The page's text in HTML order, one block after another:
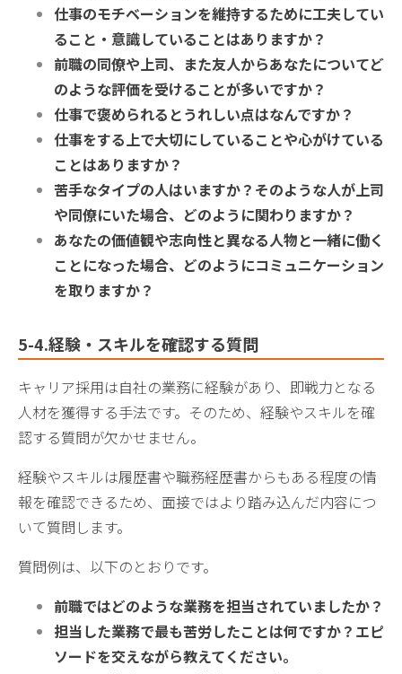
仕事のモチベーションを維持するために工夫してい
ること・意識していることはありますか？
前職の同僚や上司、また友人からあなたについてど
のような評価を受けることが多いですか？
仕事で褒められるとうれしい点はなんですか？
仕事をする上で大切にしていることや心がけている
ことはありますか？
苦手なタイプの人はいますか？そのような人が上司
や同僚にいた場合、どのように関わりますか？
あなたの価値観や志向性と異なる人物と一緒に働く
ことになった場合、どのようにコミュニケーション
を取りますか？
5-4.経験・スキルを確認する質問
キャリア採用は自社の業務に経験があり、即戦力となる
人材を獲得する手法です。そのため、経験やスキルを確
認する質問が欠かせません。
経験やスキルは履歴書や職務経歴書からもある程度の情
報を確認できるため、面接ではより踏み込んだ内容につ
いて質問します。
質問例は、以下のとおりです。
前職ではどのような業務を担当されていましたか？
担当した業務で最も苦労したことは何ですか？エピ
ソードを交えながら教えてください。